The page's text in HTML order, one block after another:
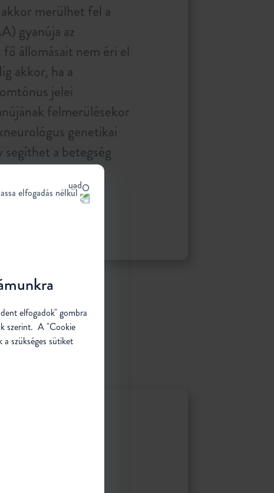
elfogadok" gombra
szerint. A "Cookie
szükséges sütiket
elfogadás nélkül
merülhet fel a
gyanúja az
állomásait nem éri el
akkor, ha a
jelei
felmerülésekor
genetikai
a betegség
1,2